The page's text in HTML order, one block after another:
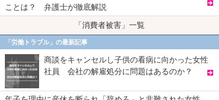
ことは？ 弁護士が徹底解説
「消費者被害」一覧
「労働トラブル」の最新記事
商談をキャンセルし子供の看病に向かった女性
社員 会社の解雇処分に問題はあるのか？